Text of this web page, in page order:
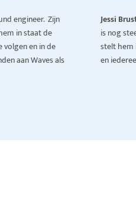
engineer. Zijn
in staat de
en in de
aan Waves als
Jessi
is nog
stelt hem
en